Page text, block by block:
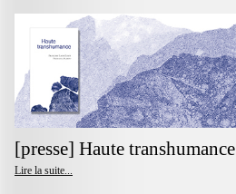
[presse] Haute transhumance
Lire la suite...